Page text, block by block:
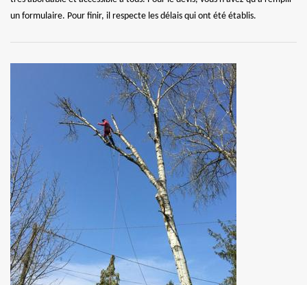
un formulaire. Pour finir, il respecte les délais qui ont été établis.